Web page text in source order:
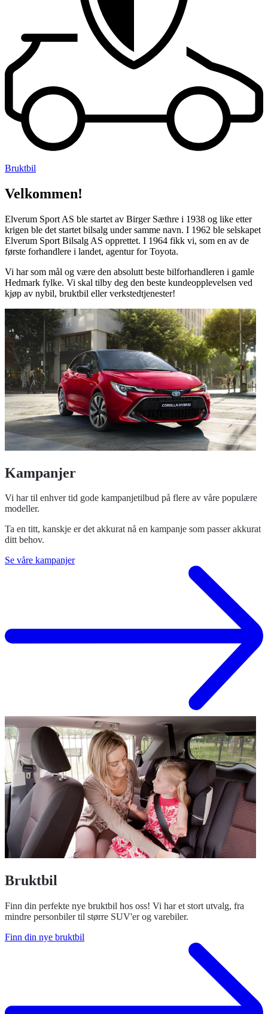
Bruktbil
Velkommen!
Elverum Sport AS ble startet av Birger Sæthre i 1938 og like etter
krigen ble det startet bilsalg under samme navn. I 1962 ble selskapet
Elverum Sport Bilsalg AS opprettet. I 1964 fikk vi, som en av de
første forhandlere i landet, agentur for Toyota.
Vi har som mål og være den absolutt beste bilforhandleren i gamle
Hedmark fylke. Vi skal tilby deg den beste kundeopplevelsen ved
kjøp av nybil, bruktbil eller verkstedtjenester!
Kampanjer
Vi har til enhver tid gode kampanjetilbud på flere av våre populære
modeller.
Ta en titt, kanskje er det akkurat nå en kampanje som passer akkurat
ditt behov.
Se våre kampanjer
Bruktbil
Finn din perfekte nye bruktbil hos oss! Vi har et stort utvalg, fra
mindre personbiler til større SUV'er og varebiler.
Finn din nye bruktbil